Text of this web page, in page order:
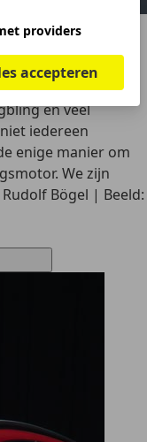
providers
accepteren
basis
SUV’s, laat
en veel
iedereen
enige manier om
We zijn
Bögel | Beeld: